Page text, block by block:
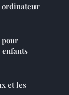
ordinateur
pour
et les